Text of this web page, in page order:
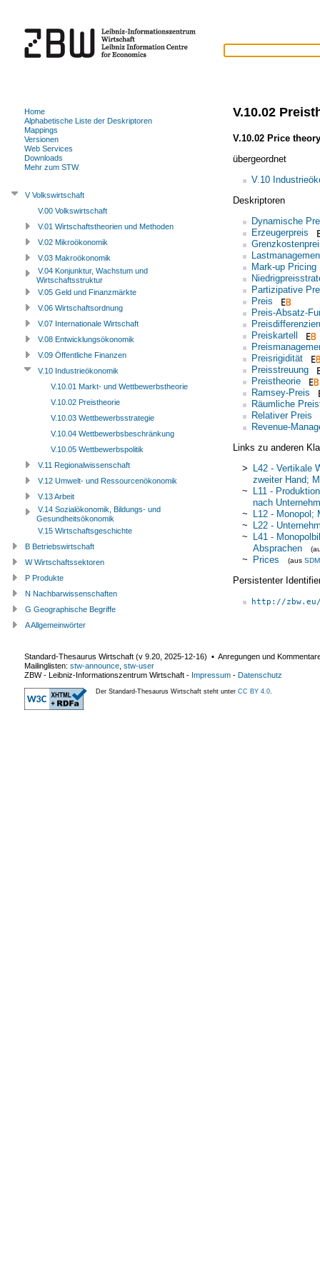
V.10.02
V.10.02 Price theory
übergeordnet
V.10
Deskriptoren
Dynamische
Erzeugerpreis
Mark-up Pricing
Partizipative
Preis
Preis-Absatz-
Preiskartell
Preisrigidität
Preisstreuung
Preistheorie
Ramsey-Preis
Räumliche
Relativer Preis
Revenue-
Links zu anderen
> L42 - Vertikale
zweiter Hand;
~ L11 -
nach
~ L12 - Monopol;
~ L22 -
~ L41 -
Absprachen
~ Prices (aus
Persistenter
http://
Home
Alphabetische Liste der Deskriptoren
Mappings
Versionen
Web Services
Downloads
Mehr zum STW
V Volkswirtschaft
V.00 Volkswirtschaft
V.01 Wirtschaftstheorien und Methoden
V.02 Mikroökonomik
V.03 Makroökonomik
V.04 Konjunktur, Wachstum und
Wirtschaftsstruktur
V.05 Geld und Finanzmärkte
V.06 Wirtschaftsordnung
V.07 Internationale Wirtschaft
V.08 Entwicklungsökonomik
V.09 Öffentliche Finanzen
V.10 Industrieökonomik
V.10.01 Markt- und Wettbewerbstheorie
V.10.02 Preistheorie
V.10.03 Wettbewerbsstrategie
V.10.04 Wettbewerbsbeschränkung
V.10.05 Wettbewerbspolitik
V.11 Regionalwissenschaft
V.12 Umwelt- und Ressourcenökonomik
V.13 Arbeit
V.14 Sozialökonomik, Bildungs- und
Gesundheitsökonomik
V.15 Wirtschaftsgeschichte
B Betriebswirtschaft
W Wirtschaftssektoren
P Produkte
N Nachbarwissenschaften
G Geographische Begriffe
A Allgemeinwörter
Standard-Thesaurus Wirtschaft (v 9.20 2025-12-16) ▪ Anregungen und
Mailinglisten: stw-announce stw-user
ZBW - Leibniz-Informationszentrum Wirtschaft - Impressum - Datenschutz
Der Standard-Thesaurus Wirtschaft steht unter CC BY 4.0